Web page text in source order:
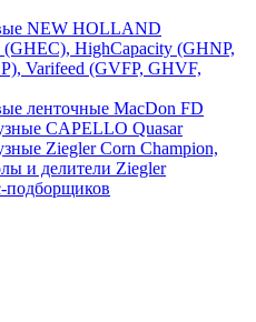
NEW HOLLAND
(GHEC), HighCapacity (GHNP,
Varifeed (GVFP, GHVF,
ленточные MacDon FD
CAPELLO Quasar
Ziegler Corn Champion,
и делители Ziegler
подборщиков